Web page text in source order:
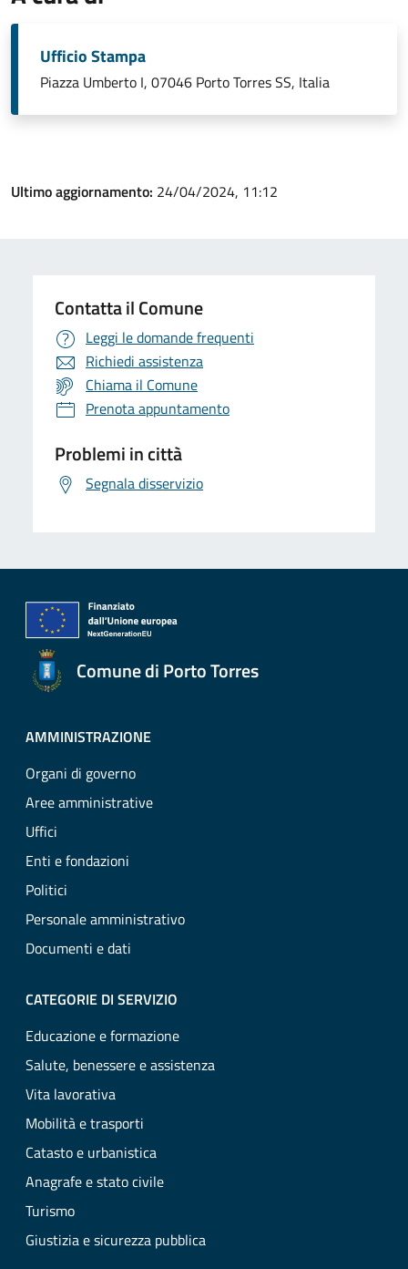
Ufficio Stampa
Piazza Umberto I, 07046 Porto Torres SS, Italia
Ultimo aggiornamento: 24/04/2024, 11:12
Contatta il Comune
Leggi le domande frequenti
Richiedi assistenza
Chiama il Comune
Prenota appuntamento
Problemi in città
Segnala disservizio
Comune di Porto Torres
AMMINISTRAZIONE
Organi di governo
Aree amministrative
Uffici
Enti e fondazioni
Politici
Personale amministrativo
Documenti e dati
CATEGORIE DI SERVIZIO
Educazione e formazione
Salute, benessere e assistenza
Vita lavorativa
Mobilità e trasporti
Catasto e urbanistica
Anagrafe e stato civile
Turismo
Giustizia e sicurezza pubblica